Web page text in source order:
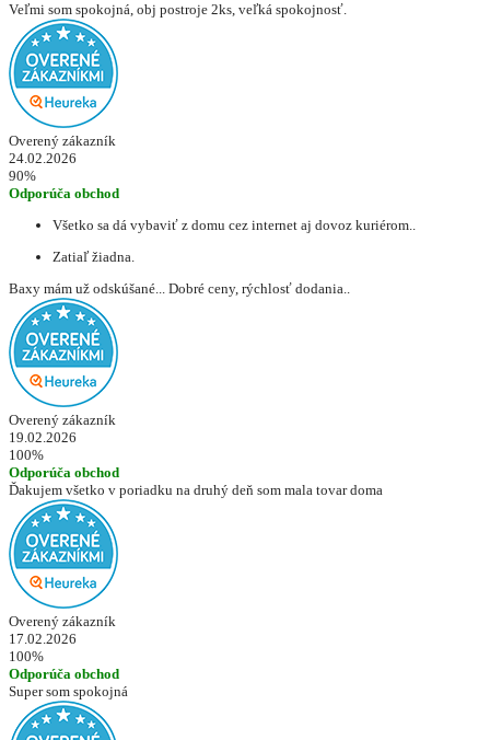
Veľmi som spokojná, obj postroje 2ks, veľká spokojnosť.
Overený zákazník
24.02.2026
90%
Odporúča obchod
Všetko sa dá vybaviť z domu cez internet aj dovoz kuriérom..
Zatiaľ žiadna.
Baxy mám už odskúšané... Dobré ceny, rýchlosť dodania..
Overený zákazník
19.02.2026
100%
Odporúča obchod
Ďakujem všetko v poriadku na druhý deň som mala tovar doma
Overený zákazník
17.02.2026
100%
Odporúča obchod
Super som spokojná